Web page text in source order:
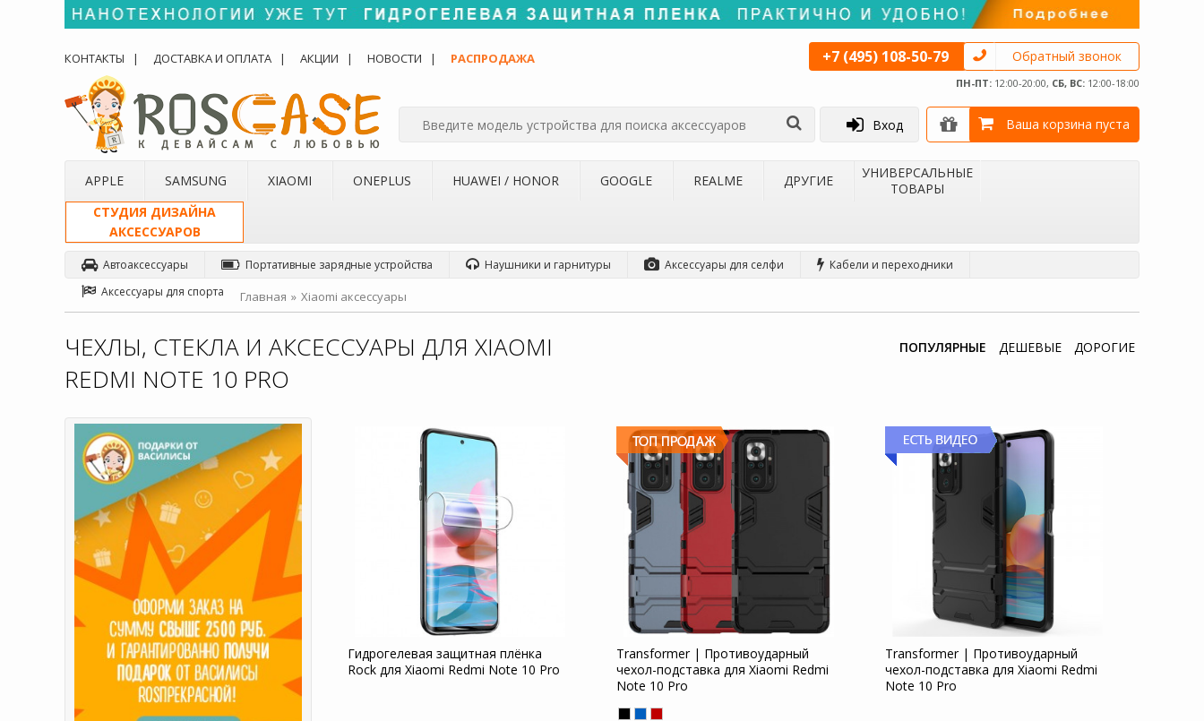
КОНТАКТЫ ДОСТАВКА И ОПЛАТА АКЦИИ НОВОСТИ РАСПРОДАЖА +7 (495) 108-50-79 Обратный звонок
ПН-ПТ: 12:00-20:00, СБ, ВС: 12:00-18:00
Вход Ваша корзина пуста
APPLE SAMSUNG XIAOMI ONEPLUS HUAWEI / HONOR GOOGLE REALME ДРУГИЕ
УНИВЕРСАЛЬНЫЕ
ТОВАРЫ
СТУДИЯ ДИЗАЙНА
АКСЕССУАРОВ
Автоаксессуары Портативные зарядные устройства Наушники и гарнитуры Аксессуары для селфи
Кабели и переходники
Аксессуары для спорта
Главная Xiaomi аксессуары
ЧЕХЛЫ, СТЕКЛА И АКСЕССУАРЫ ДЛЯ XIAOMI
REDMI NOTE 10 PRO
ПОПУЛЯРНЫЕ ДЕШЕВЫЕ ДОРОГИЕ
Гидрогелевая защитная плёнка
Rock для Xiaomi Redmi Note 10 Pro
Transformer | Противоударный
чехол-подставка для Xiaomi Redmi
Note 10 Pro
Transformer | Противоударный
чехол-подставка для Xiaomi Redmi
Note 10 Pro